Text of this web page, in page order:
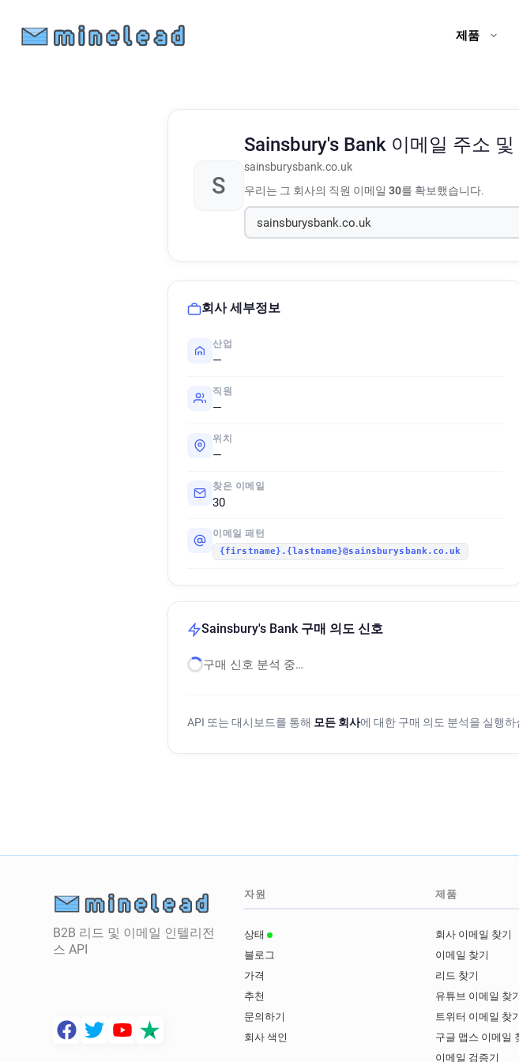
제품
S
Sainsbury's Bank 이메일 주소 및
sainsburysbank.co.uk
우리는 그 회사의 직원 이메일 30를 확보했습니다.
회사 세부정보
산업
—
직원
—
위치
—
찾은 이메일
30
이메일 패턴
{firstname}.{lastname}@sainsburysbank.co.uk
Sainsbury's Bank 구매 의도 신호
구매 신호 분석 중…
API 또는 대시보드를 통해 모든 회사에 대한 구매 의도 분석을 실행하
B2B 리드 및 이메일 인텔리전
스 API
자원
상태
블로그
가격
추천
문의하기
회사 색인
제품
회사 이메일 찾기
이메일 찾기
리드 찾기
유튜브 이메일 찾
트위터 이메일 찾
구글 맵스 이메일
이메일 검증기